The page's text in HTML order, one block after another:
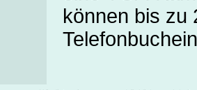
können bis zu